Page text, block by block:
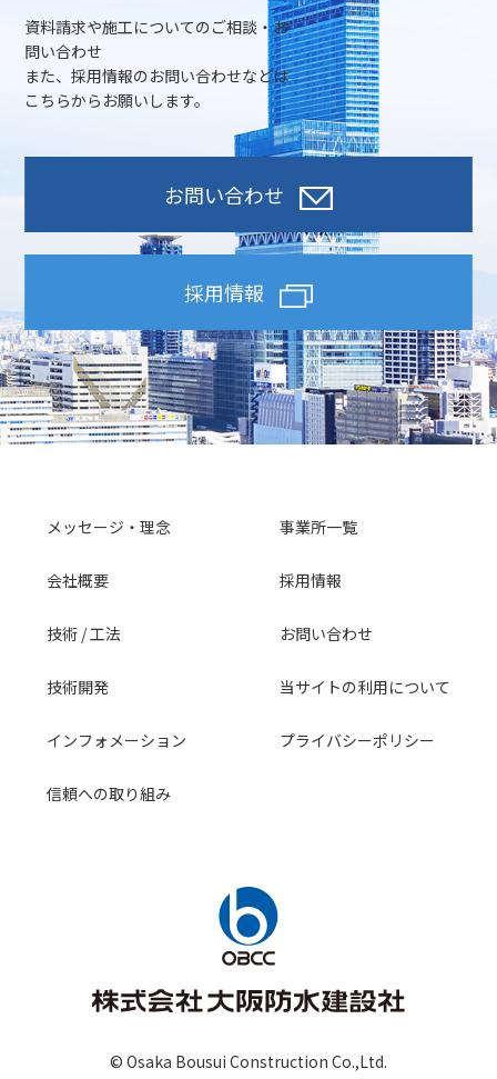
資料請求や施工についてのご相談・お
問い合わせ
また、採用情報のお問い合わせなどは
こちらからお願いします。
お問い合わせ
採用情報
© Osaka Bousui Construction Co.,Ltd.
メッセージ・理念
会社概要
技術 / 工法
技術開発
インフォメーション
信頼への取り組み
事業所一覧
採用情報
お問い合わせ
当サイトの利用について
プライバシーポリシー